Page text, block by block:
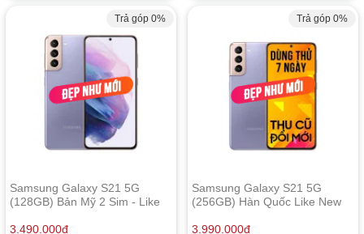
Trả góp 0%
Samsung Galaxy S21 5G
(128GB) Bản Mỹ 2 Sim - Like
3.490.000đ
Trả góp 0%
Samsung Galaxy S21 5G
(256GB) Hàn Quốc Like New
3.990.000đ